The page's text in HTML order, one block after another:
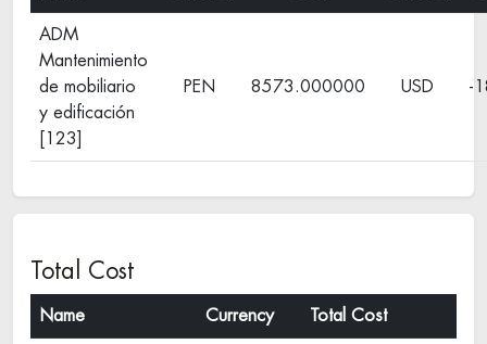
ADM
Mantenimiento
de mobiliario
y edificación
[123]
PEN 8573.000000 USD -
Total Cost
Name Currency Total Cost